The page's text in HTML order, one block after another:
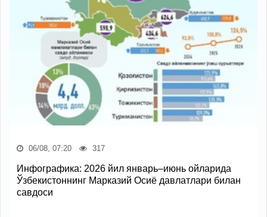
06/08, 07:20 317
Инфографика: 2026 йил январь–июнь ойларида
Ўзбекистоннинг Марказий Осиё давлатлари билан
савдоси